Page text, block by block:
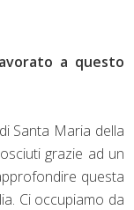
a questo
Santa Maria della
grazie ad un
questa
Ci occupiamo da